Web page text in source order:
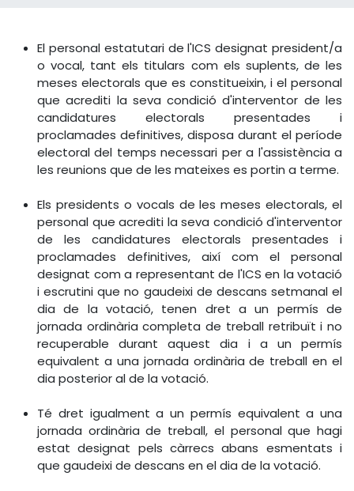
El personal estatutari de l'ICS designat president/a
o vocal, tant els titulars com els suplents, de les
meses electorals que es constitueixin, i el personal
que acrediti la seva condició d'interventor de les
candidatures electorals presentades i
proclamades definitives, disposa durant el període
electoral del temps necessari per a l'assistència a
les reunions que de les mateixes es portin a terme.
Els presidents o vocals de les meses electorals, el
personal que acrediti la seva condició d'interventor
de les candidatures electorals presentades i
proclamades definitives, així com el personal
designat com a representant de l'ICS en la votació
i escrutini que no gaudeixi de descans setmanal el
dia de la votació, tenen dret a un permís de
jornada ordinària completa de treball retribuït i no
recuperable durant aquest dia i a un permís
equivalent a una jornada ordinària de treball en el
dia posterior al de la votació.
Té dret igualment a un permís equivalent a una
jornada ordinària de treball, el personal que hagi
estat designat pels càrrecs abans esmentats i
que gaudeixi de descans en el dia de la votació.